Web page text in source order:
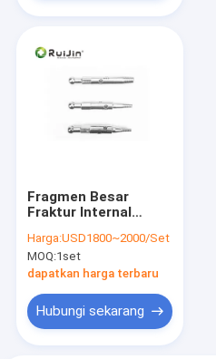
Fragmen Besar
Fraktur Internal
Surgical Instrument
Set Penghapusan
Tipe III
Harga:USD1800~2000/Set
MOQ:1set
dapatkan harga terbaru
Hubungi sekarang